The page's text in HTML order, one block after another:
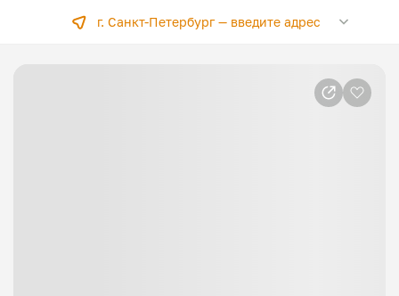
г. Санкт-Петербург —введите адрес